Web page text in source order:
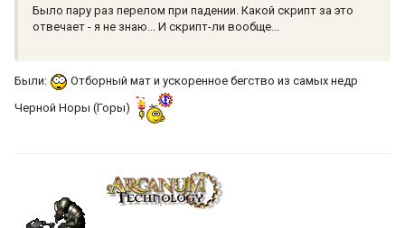
Было пару раз перелом при падении. Какой скрипт за это
отвечает - я не знаю... И скрипт-ли вообще...
Были:
Отборный мат и ускоренное бегство из самых недр
Черной Норы (Горы)